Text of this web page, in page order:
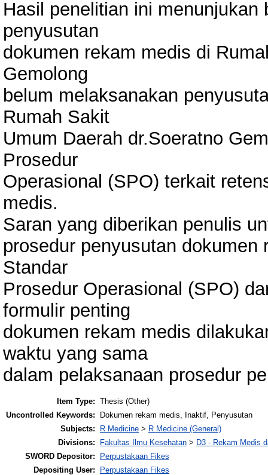
Hasil penelitian ini
penyusutan
dokumen rekam medis di
Gemolong
belum melaksanakan
Rumah Sakit
Umum Daerah dr.Soeratno
Prosedur
Operasional (SPO) terkait
medis.
Saran yang diberikan penulis
prosedur penyusutan
Standar
Prosedur Operasional (SPO)
formulir penting
dokumen rekam medis
waktu yang sama
dalam pelaksanaan prosedur
Item Type: Thesis (Other)
Uncontrolled Keywords:
Dokumen rekam medis, Inaktif, Penyusutan
Subjects:
R Medicine > R Medicine (General)
Divisions:
Fakultas Ilmu Kesehatan > D3 - Rekam Medis
SWORD Depositor:
Perpustakaan Fikes
Depositing User:
Perpustakaan Fikes